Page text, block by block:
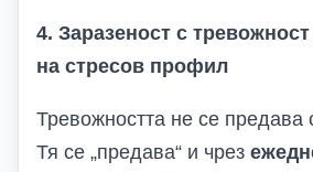
4. Заразеност с
на стресов профил
Тревожността не се предава
Тя се „предава“ и чрез